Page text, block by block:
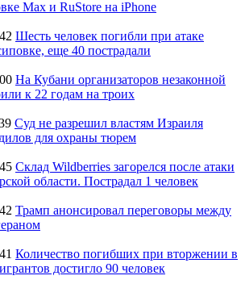
Max и RuStore на iPhone
Шесть человек погибли при атаке
еще 40 пострадали
На Кубани организаторов незаконной
к 22 годам на троих
Суд не разрешил властям Израиля
для охраны тюрем
Склад Wildberries загорелся после атаки
области. Пострадал 1 человек
Трамп анонсировал переговоры между
Количество погибших при вторжении в
достигло 90 человек